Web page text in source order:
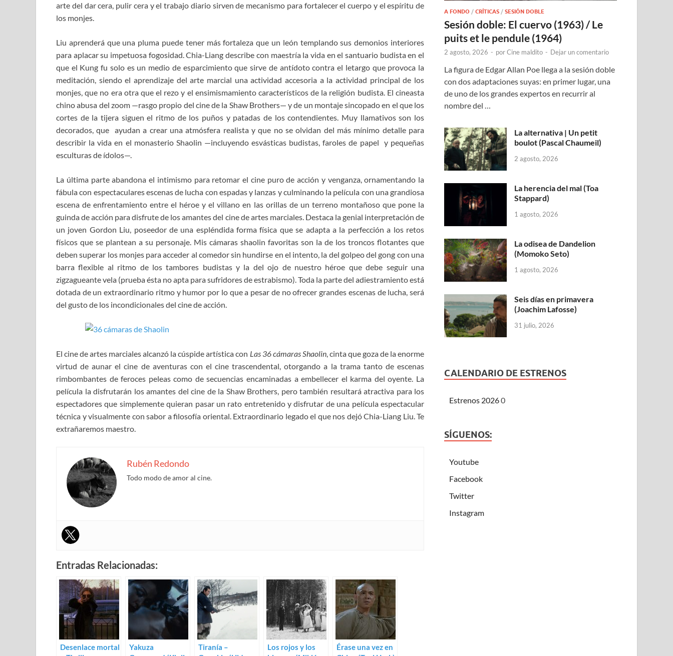
arte del dar cera, pulir cera y el trabajo diario sirven de mecanismo para fortalecer el cuerpo y el espíritu de
los monjes.
Liu aprenderá que una pluma puede tener más fortaleza que un león templando sus demonios interiores
para aplacar su impetuosa fogosidad. Chia-Liang describe con maestría la vida en el santuario budista en el
que el Kung fu solo es un medio de esparcimiento que sirve de antídoto contra el letargo que provoca la
meditación, siendo el aprendizaje del arte marcial una actividad accesoria a la actividad principal de los
monjes, que no era otra que el rezo y el ensimismamiento característicos de la religión budista. El cineasta
chino abusa del zoom —rasgo propio del cine de la Shaw Brothers— y de un montaje sincopado en el que los
cortes de la tijera siguen el ritmo de los puños y patadas de los contendientes. Muy llamativos son los
decorados, que ayudan a crear una atmósfera realista y que no se olvidan del más mínimo detalle para
describir la vida en el monasterio Shaolin —incluyendo esvásticas budistas, faroles de papel y pequeñas
esculturas de ídolos—.
La última parte abandona el intimismo para retomar el cine puro de acción y venganza, ornamentando la
fábula con espectaculares escenas de lucha con espadas y lanzas y culminando la película con una grandiosa
escena de enfrentamiento entre el héroe y el villano en las orillas de un terreno montañoso que pone la
guinda de acción para disfrute de los amantes del cine de artes marciales. Destaca la genial interpretación de
un joven Gordon Liu, poseedor de una espléndida forma física que se adapta a la perfección a los retos
físicos que se plantean a su personaje. Mis cámaras shaolin favoritas son la de los troncos flotantes que
deben superar los monjes para acceder al comedor sin hundirse en el intento, la del golpeo del gong con una
barra flexible al ritmo de los tambores budistas y la del ojo de nuestro héroe que debe seguir una
zigzagueante vela (prueba ésta no apta para sufridores de estrabismo). Toda la parte del adiestramiento está
dotada de un extraordinario ritmo y humor por lo que a pesar de no ofrecer grandes escenas de lucha, será
del gusto de los incondicionales del cine de acción.
El cine de artes marciales alcanzó la cúspide artística con Las 36 cámaras Shaolin, cinta que goza de la enorme
virtud de aunar el cine de aventuras con el cine trascendental, otorgando a la trama tanto de escenas
rimbombantes de feroces peleas como de secuencias encaminadas a embellecer el karma del oyente. La
película la disfrutarán los amantes del cine de la Shaw Brothers, pero también resultará atractiva para los
espectadores que simplemente quieran pasar un rato entretenido y disfrutar de una película espectacular
técnica y visualmente con sabor a filosofía oriental. Extraordinario legado el que nos dejó Chia-Liang Liu. Te
extrañaremos maestro.
Rubén Redondo
Todo modo de amor al cine.
Entradas Relacionadas:
Desenlace mortal
Yakuza
Tiranía –
Los rojos y los
Érase una vez en
A FONDO /CRÍTICAS /SESIÓN DOBLE
Sesión doble: El cuervo (1963) / Le
puits et le pendule (1964)
2 agosto, 2026 - porCine maldito - Dejar un comentario
La figura de Edgar Allan Poe llega a la sesión doble
con dos adaptaciones suyas: en primer lugar, una
de uno de los grandes expertos en recurrir al
nombre del …
La alternativa | Un petit
boulot (Pascal Chaumeil)
2 agosto, 2026
La herencia del mal (Toa
Stappard)
1 agosto, 2026
La odisea de Dandelion
(Momoko Seto)
1 agosto, 2026
Seis días en primavera
(Joachim Lafosse)
31 julio, 2026
CALENDARIO DE ESTRENOS
Estrenos 20260
SÍGUENOS:
Youtube
Facebook
Twitter
Instagram